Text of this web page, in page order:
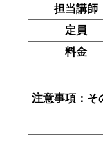
担当講師
定員
料金
注意事項：そ